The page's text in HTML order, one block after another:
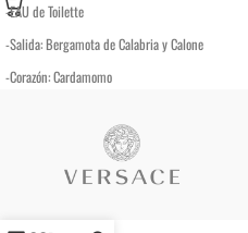
-EAU de Toilette
-Salida: Bergamota de Calabria y Calone
-Corazón: Cardamomo